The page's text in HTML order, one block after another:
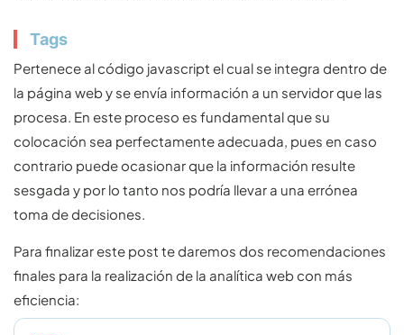
Tags
Pertenece al código javascript el cual se integra dentro de
la página web y se envía información a un servidor que las
procesa. En este proceso es fundamental que su
colocación sea perfectamente adecuada, pues en caso
contrario puede ocasionar que la información resulte
sesgada y por lo tanto nos podría llevar a una errónea
toma de decisiones.
Para finalizar este post te daremos dos recomendaciones
finales para la realización de la analítica web con más
eficiencia: